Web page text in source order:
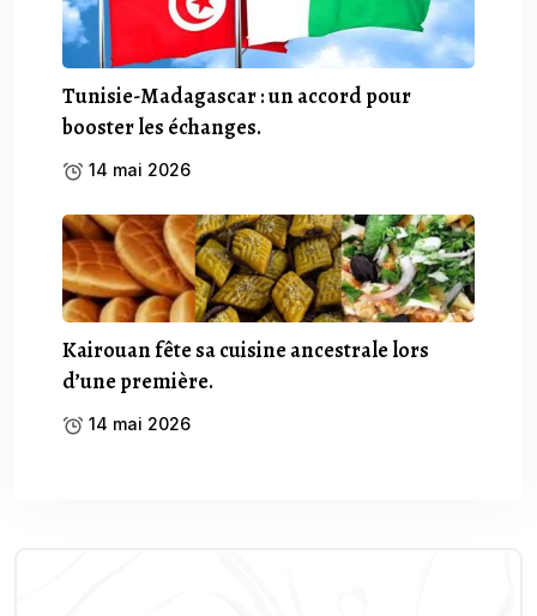
Tunisie-Madagascar : un accord pour
booster les échanges.
14 mai 2026
Kairouan fête sa cuisine ancestrale lors
d’une première.
14 mai 2026